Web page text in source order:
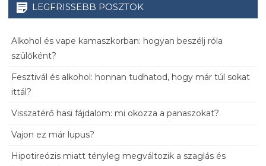
LEGFRISSEBB POSZTOK
Alkohol és vape kamaszkorban: hogyan beszélj róla
szülőként?
Fesztivál és alkohol: honnan tudhatod, hogy már túl sokat
ittál?
Visszatérő hasi fájdalom: mi okozza a panaszokat?
Vajon ez már lupus?
Hipotireózis miatt tényleg megváltozik a szaglás és